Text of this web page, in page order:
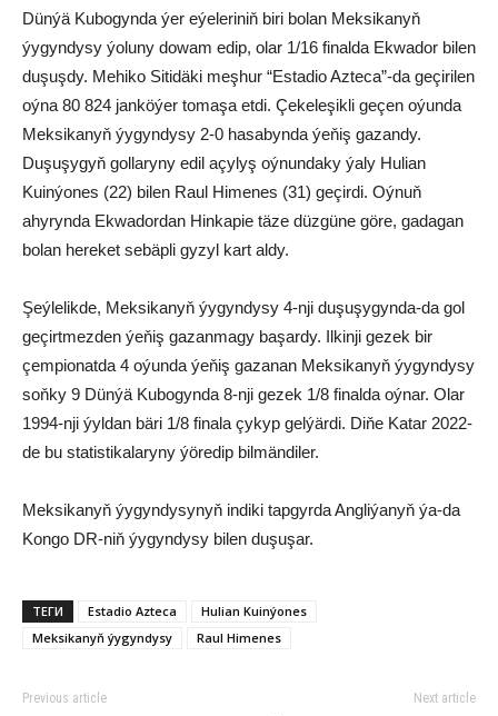
Dünýä Kubogynda ýer eýeleriniň biri bolan Meksikanyň
ýygyndysy ýoluny dowam edip, olar 1/16 finalda Ekwador bilen
duşuşdy. Mehiko Sitidäki meşhur “Estadio Azteca”-da geçirilen
oýna 80 824 janköýer tomaşa etdi. Çekeleşikli geçen oýunda
Meksikanyň ýygyndysy 2-0 hasabynda ýeňiş gazandy.
Duşuşygyň gollaryny edil açylyş oýnundaky ýaly Hulian
Kuinýones (22) bilen Raul Himenes (31) geçirdi. Oýnuň
ahyrynda Ekwadordan Hinkapie täze düzgüne göre, gadagan
bolan hereket sebäpli gyzyl kart aldy.
Şeýlelikde, Meksikanyň ýygyndysy 4-nji duşuşygynda-da gol
geçirtmezden ýeňiş gazanmagy başardy. Ilkinji gezek bir
çempionatda 4 oýunda ýeňiş gazanan Meksikanyň ýygyndysy
soňky 9 Dünýä Kubogynda 8-nji gezek 1/8 finalda oýnar. Olar
1994-nji ýyldan bäri 1/8 finala çykyp gelýärdi. Diňe Katar 2022-
de bu statistikalaryny ýöredip bilmändiler.
Meksikanyň ýygyndysynyň indiki tapgyrda Angliýanyň ýa-da
Kongo DR-niň ýygyndysy bilen duşuşar.
ТЕГИ Estadio Azteca
Hulian Kuinýones
Meksikanyň ýygyndysy
Raul Himenes
Previous article Next article